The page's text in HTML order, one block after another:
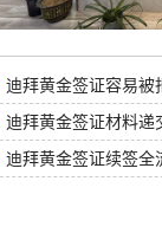
迪拜黄金签证材料递
迪拜黄金签证续签全